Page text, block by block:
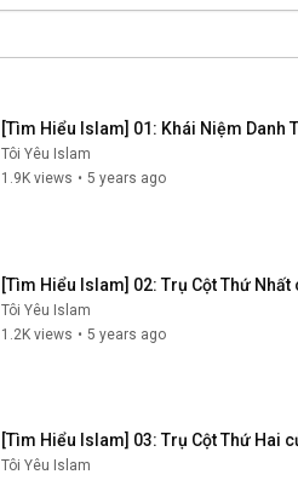
[Tìm Hiểu Islam] 01: Khái Niệm Danh
Tôi Yêu Islam
1.9K views • 5 years ago
[Tìm Hiểu Islam] 02: Trụ Cột Thứ
Tôi Yêu Islam
1.2K views • 5 years ago
[Tìm Hiểu Islam] 03: Trụ Cột Thứ Hai
Tôi Yêu Islam